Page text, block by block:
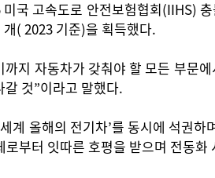
국 고속도로 안전보험협회(IIHS)
개( 2023 기준)을 획득했다.
지 자동차가 갖춰야 할 모든 부문
것”이라고 말했다.
계 올해의 전기차’를 동시에 석권
로부터 잇따른 호평을 받으며 전동